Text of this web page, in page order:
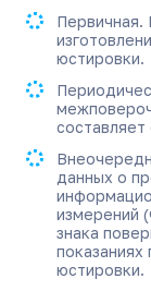
Первичная.
юстировки.
составляет
данных о
измерений
знака
показаниях
юстировки.